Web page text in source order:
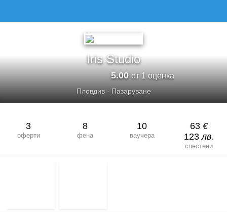
Iris Studio
5.00от 1 оценка
Пловдив· Пазаруване
3
оферти
8
фена
10
ваучера
63 €
123лв.
спестени